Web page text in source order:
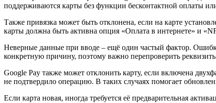
поддерживаются карты без функции бесконтактной оплаты
Также привязка может быть отклонена, если на карте
карты должна быть активна опция «Оплата в интернете» и
Неверные данные при вводе – ещё один частый фактор.
конкретную причину, поэтому важно перепроверить
Google Pay также может отклонить карту, если включена
не подтвердило операцию. В таких случаях помогает
Если карта новая, иногда требуется её предварительная